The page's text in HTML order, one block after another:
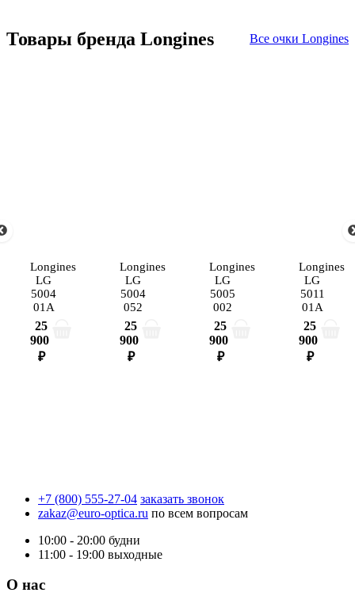
Товары бренда Longines Все очки Longines
Longines
LG
5004
01A
25
900
₽
Longines
LG
5004
052
25
900
₽
Longines
LG
5005
002
25
900
₽
Longines
LG
5011
01A
25
900
₽
+7 (800) 555-27-04 заказать звонок
zakaz@euro-optica.ru по всем вопросам
10:00 - 20:00 будни
11:00 - 19:00 выходные
О нас